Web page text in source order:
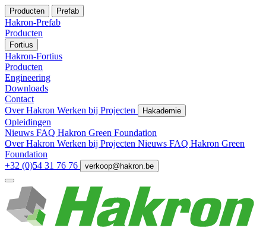
Producten Prefab
Hakron-Prefab
Producten
Fortius
Hakron-Fortius
Producten
Engineering
Downloads
Contact
Over Hakron Werken bij Projecten Hakademie
Opleidingen
Nieuws FAQ Hakron Green Foundation
Over Hakron Werken bij Projecten Nieuws FAQ Hakron Green
Foundation
+32 (0)54 31 76 76
verkoop@hakron.be